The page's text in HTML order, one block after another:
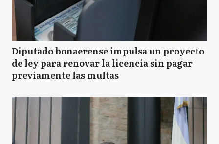
Diputado bonaerense impulsa un proyecto
de ley para renovar la licencia sin pagar
previamente las multas